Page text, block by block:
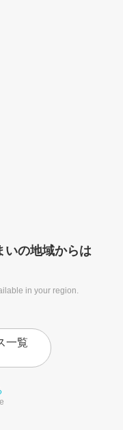
いの地域からは
in your region.
一覧